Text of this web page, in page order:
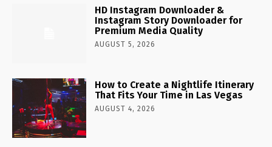
HD Instagram Downloader &
Instagram Story Downloader for
Premium Media Quality
AUGUST 5, 2026
How to Create a Nightlife Itinerary
That Fits Your Time in Las Vegas
AUGUST 4, 2026